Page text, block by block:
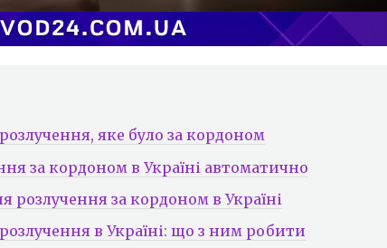
яке було за кордоном
за кордоном в Україні автоматично
розлучення за кордоном в Україні
в Україні: що з ним робити